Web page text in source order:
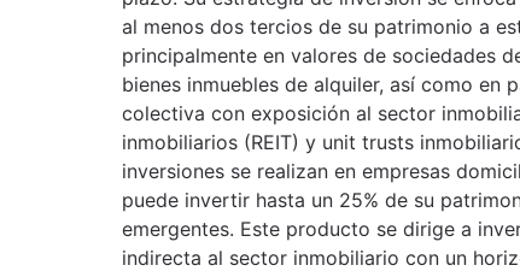
al menos dos tercios de su patrimonio a
principalmente en valores de sociedades
bienes inmuebles de alquiler, así como en
colectiva con exposición al sector
inmobiliarios (REIT) y unit trusts
inversiones se realizan en empresas
puede invertir hasta un 25% de su
emergentes. Este producto se dirige a
indirecta al sector inmobiliario con un